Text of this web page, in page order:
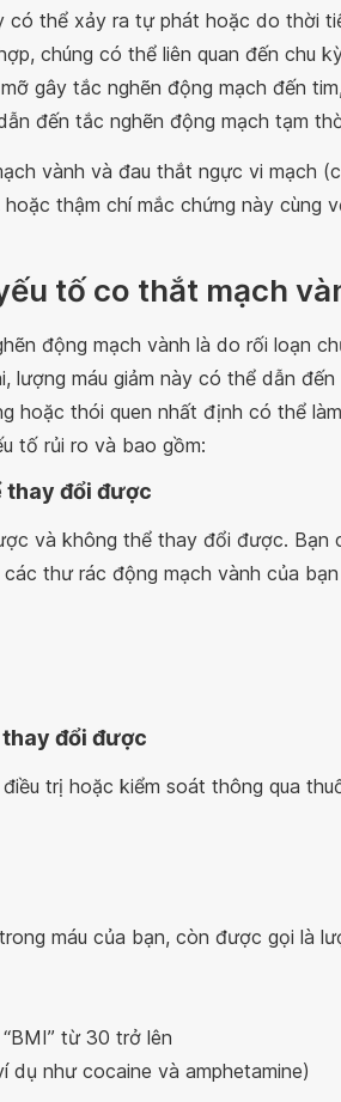
có thể xảy ra tự phát hoặc do thời
chúng có thể liên quan đến chu
gây tắc nghẽn động mạch đến
đến tắc nghẽn động mạch tạm
vành và đau thắt ngực vi mạch
thậm chí mắc chứng này cùng
tố co thắt mạch
động mạch vành là do rối loạn
lượng máu giảm này có thể dẫn đến
hoặc thói quen nhất định có thể
tố rủi ro và bao gồm:
thay đổi được
và không thể thay đổi được. Bạn
thư rác động mạch vành của
đổi được
trị hoặc kiểm soát thông qua
máu của bạn, còn được gọi là
từ 30 trở lên
dụ như cocaine và amphetamine)